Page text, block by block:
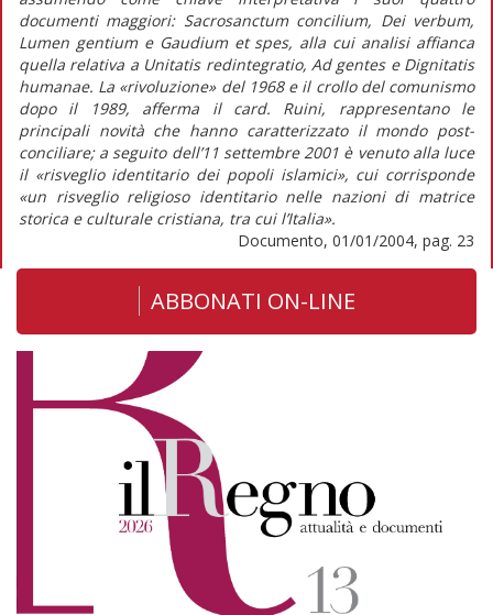
documenti maggiori: Sacrosanctum concilium, Dei verbum,
Lumen gentium e Gaudium et spes, alla cui analisi affianca
quella relativa a Unitatis redintegratio, Ad gentes e Dignitatis
humanae. La «rivoluzione» del 1968 e il crollo del comunismo
dopo il 1989, afferma il card. Ruini, rappresentano le
principali novità che hanno caratterizzato il mondo post-
conciliare; a seguito dell’11 settembre 2001 è venuto alla luce
il «risveglio identitario dei popoli islamici», cui corrisponde
«un risveglio religioso identitario nelle nazioni di matrice
storica e culturale cristiana, tra cui l’Italia».
Documento, 01/01/2004, pag. 23
ABBONATI ON-LINE